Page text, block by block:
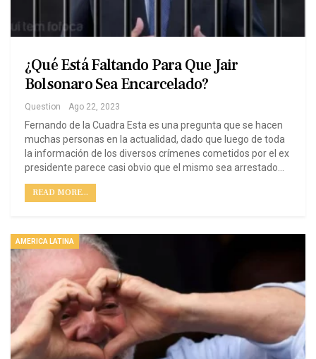
¿Qué Está Faltando Para Que Jair
Bolsonaro Sea Encarcelado?
Question Ago 22, 2023
Fernando de la Cuadra Esta es una pregunta que se hacen
muchas personas en la actualidad, dado que luego de toda
la información de los diversos crímenes cometidos por el ex
presidente parece casi obvio que el mismo sea arrestado…
READ MORE...
AMERICA LATINA